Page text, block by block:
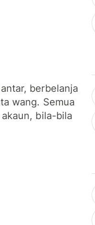
berbelanja
wang. Semua
bila-bila